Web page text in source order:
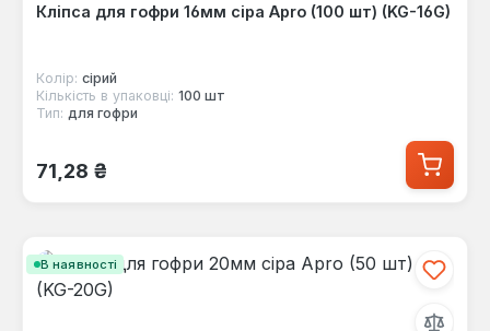
Кліпса для гофри 16мм сіра Apro (100 шт) (KG-16G)
Колір: сірий
Кількість в упаковці: 100 шт
Тип: для гофри
Звичайна ціна:
71,28 ₴
В наявності